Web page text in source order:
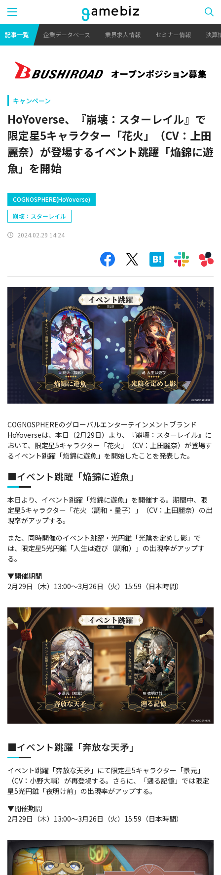
記事一覧 企業データベース 業界求人情報 セミナー情報 決算
キャンペーン
HoYoverse、『崩壊：スターレイル』で
限定星5キャラクター「花火」（CV：上田
麗奈）が登場するイベント跳躍「焔錦に遊
魚」を開始
COGNOSPHERE(HoYoverse)
崩壊：スターレイル
2024.02.29 14:24
COGNOSPHEREのグローバルエンターテインメントブランド
HoYoverseは、本日（2月29日）より、『崩壊：スターレイル』に
おいて、限定星5キャラクター「花火」（CV：上田麗奈）が登場す
るイベント跳躍「焔錦に遊魚」を開始したことを発表した。
■イベント跳躍「焔錦に遊魚」
本日より、イベント跳躍「焔錦に遊魚」を開催する。期間中、限
定星5キャラクター「花火（調和・量子）」（CV：上田麗奈）の出
現率がアップする。
また、同時開催のイベント跳躍・光円錐「光陰を定めし影」で
は、限定星5光円錐「人生は遊び（調和）」の出現率がアップす
る。
▼開催期間
2月29日（木）13:00～3月26日（火）15:59（日本時間）
■イベント跳躍「奔放な天矛」
イベント跳躍「奔放な天矛」にて限定星5キャラクター「景元」
（CV：小野大輔）が再登場する。さらに、「遡る記憶」では限定
星5光円錐「夜明け前」の出現率がアップする。
▼開催期間
2月29日（木）13:00～3月26日（火）15:59（日本時間）